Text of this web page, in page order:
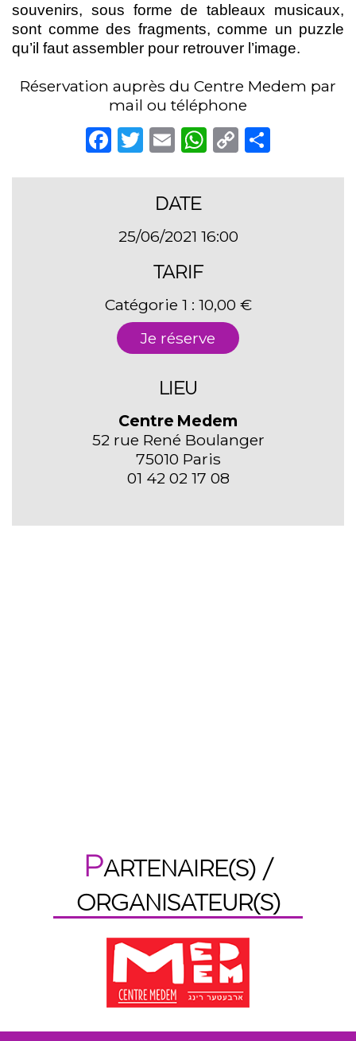
souvenirs, sous forme de tableaux musicaux,
sont comme des fragments, comme un puzzle
qu’il faut assembler pour retrouver l’image.
Réservation auprès du Centre Medem par
mail ou téléphone
Facebook
Twitter
EmailWhatsApp
Copy
DATE
25/06/2021 16:00
TARIF
Catégorie 1 : 10,00 €
Je réserve
LIEU
Centre Medem
52 rue René Boulanger
75010 Paris
01 42 02 17 08
PARTENAIRE(S) /
ORGANISATEUR(S)